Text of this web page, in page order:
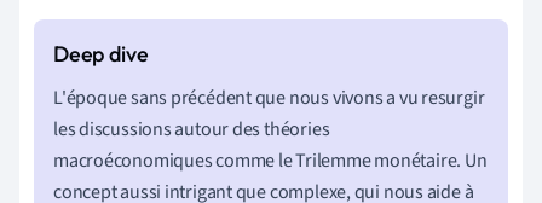
L'époque sans précédent que nous vivons a vu resurgir
les discussions autour des théories
macroéconomiques comme le Trilemme monétaire. Un
concept aussi intrigant que complexe, qui nous aide à